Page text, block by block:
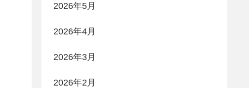
2026年5月
2026年4月
2026年3月
2026年2月